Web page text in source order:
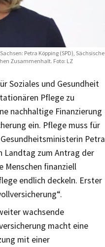
Petra Köpping (SPD), Sächsische
Zusammenhalt. Foto: LZ
Soziales und Gesundheit
Pflege zu
nachhaltige Finanzierung
ein. Pflege muss für
Petra
Landtag zum Antrag der
Menschen finanziell
endlich deckeln. Erster
wachsende
macht eine
mit einer